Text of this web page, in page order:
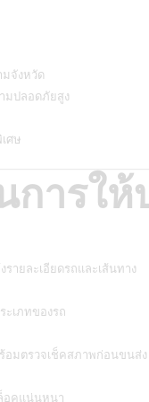
จังหวัด
มปลอดภัยสูง
ศษ
ารให้
ายละเอียดรถและเส้นทาง
ะเภทของรถ
อมตรวจเช็คสภาพก่อนขนส่ง
อคแน่นหนา